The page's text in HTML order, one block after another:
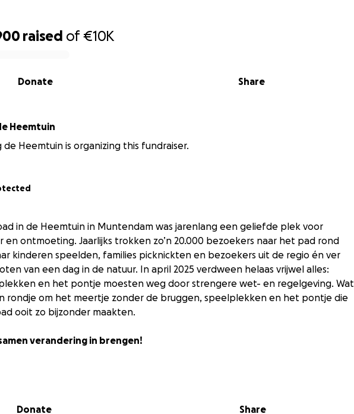
raised of€10K
Share
Donate
Heemtuin
de Heemtuin is organizing this fundraiser.
in de Heemtuin in Muntendam was jarenlang een geliefde plek voor
en ontmoeting. Jaarlijks trokken zo’n 20.000 bezoekers naar het pad rond
kinderen speelden, families picknickten en bezoekers uit de regio én ver
van een dag in de natuur. In april 2025 verdween helaas vrijwel alles:
en het pontje moesten weg door strengere wet- en regelgeving. Wat
rondje om het meertje zonder de bruggen, speelplekken en het pontje die
ooit zo bijzonder maakten.
verandering in brengen!
het initiatief om het Mammoetpad nieuw leven in te blazen. Met een
Donate Share